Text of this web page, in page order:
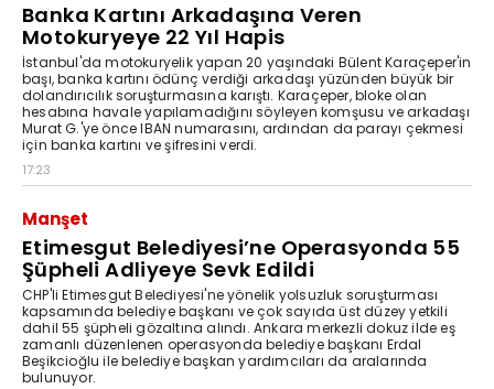
Banka Kartını Arkadaşına Veren
Motokuryeye 22 Yıl Hapis
İstanbul'da motokuryelik yapan 20 yaşındaki Bülent Karaçeper'in
başı, banka kartını ödünç verdiği arkadaşı yüzünden büyük bir
dolandırıcılık soruşturmasına karıştı. Karaçeper, bloke olan
hesabına havale yapılamadığını söyleyen komşusu ve arkadaşı
Murat G.'ye önce IBAN numarasını, ardından da parayı çekmesi
için banka kartını ve şifresini verdi.
17:23
Manşet
Etimesgut Belediyesi’ne Operasyonda 55
Şüpheli Adliyeye Sevk Edildi
CHP'li Etimesgut Belediyesi'ne yönelik yolsuzluk soruşturması
kapsamında belediye başkanı ve çok sayıda üst düzey yetkili
dahil 55 şüpheli gözaltına alındı. Ankara merkezli dokuz ilde eş
zamanlı düzenlenen operasyonda belediye başkanı Erdal
Beşikcioğlu ile belediye başkan yardımcıları da aralarında
bulunuyor.